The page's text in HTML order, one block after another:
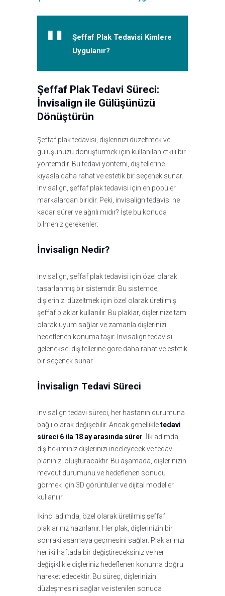
Şeffaf Plak Tedavisi Kimlere
Uygulanır?
Şeffaf Plak Tedavi Süreci:
İnvisalign ile Gülüşünüzü
Dönüştürün
Şeffaf plak tedavisi, dişlerinizi düzeltmek ve
gülüşünüzü dönüştürmek için kullanılan etkili bir
yöntemdir. Bu tedavi yöntemi, diş tellerine
kıyasla daha rahat ve estetik bir seçenek sunar.
Invisalign, şeffaf plak tedavisi için en popüler
markalardan biridir. Peki, invisalign tedavisi ne
kadar sürer ve ağrılı mıdır? İşte bu konuda
bilmeniz gerekenler:
İnvisalign Nedir?
Invisalign, şeffaf plak tedavisi için özel olarak
tasarlanmış bir sistemdir. Bu sistemde,
dişlerinizi düzeltmek için özel olarak üretilmiş
şeffaf plaklar kullanılır. Bu plaklar, dişlerinize tam
olarak uyum sağlar ve zamanla dişlerinizi
hedeflenen konuma taşır. Invisalign tedavisi,
geleneksel diş tellerine göre daha rahat ve estetik
bir seçenek sunar.
İnvisalign Tedavi Süreci
Invisalign tedavi süreci, her hastanın durumuna
bağlı olarak değişebilir. Ancak genellikletedavi
süreci 6 ila 18 ay arasında sürer. İlk adımda,
diş hekiminiz dişlerinizi inceleyecek ve tedavi
planınızı oluşturacaktır. Bu aşamada, dişlerinizin
mevcut durumunu ve hedeflenen sonucu
görmek için 3D görüntüler ve dijital modeller
kullanılır.
İkinci adımda, özel olarak üretilmiş şeffaf
plaklarınız hazırlanır. Her plak, dişlerinizin bir
sonraki aşamaya geçmesini sağlar. Plaklarınızı
her iki haftada bir değiştireceksiniz ve her
değişiklikle dişleriniz hedeflenen konuma doğru
hareket edecektir. Bu süreç, dişlerinizin
düzleşmesini sağlar ve istenilen sonuca